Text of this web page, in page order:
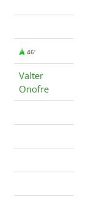
46'
Valter
Onofre